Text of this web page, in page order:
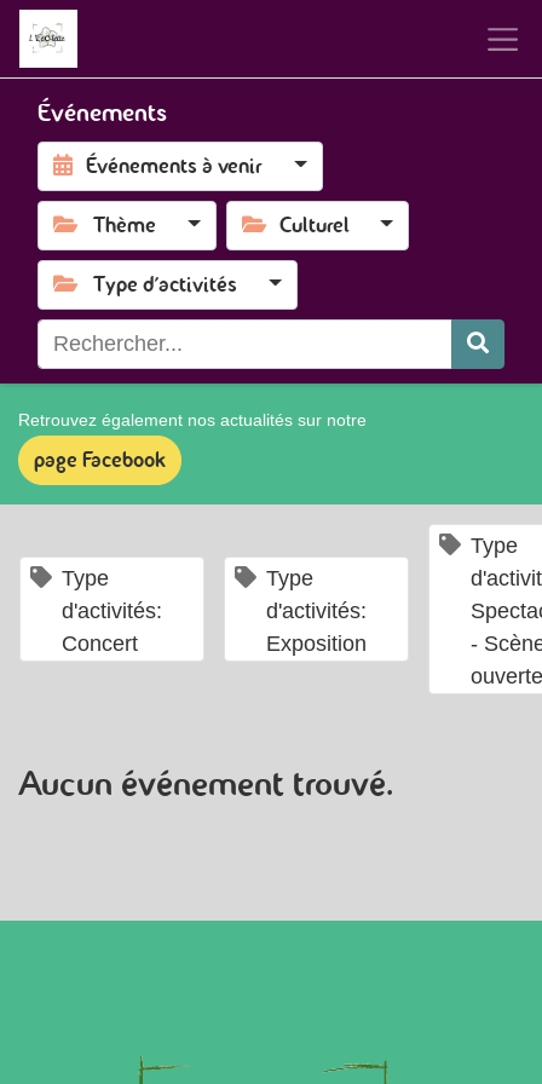
Événements
Événements à venir
Thème Culturel
Type d'activités
Retrouvez également nos actualités sur notre
page Facebook
Type
d'activités:
Concert
Type
d'activités:
Exposition
Type
-
ouverte
Aucun événement trouvé.